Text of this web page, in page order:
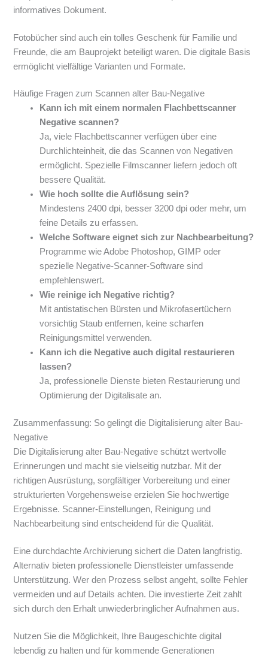
informatives Dokument.
Fotobücher sind auch ein tolles Geschenk für Familie und
Freunde, die am Bauprojekt beteiligt waren. Die digitale Basis
ermöglicht vielfältige Varianten und Formate.
Häufige Fragen zum Scannen alter Bau-Negative
Kann ich mit einem normalen Flachbettscanner
Negative scannen?
Ja, viele Flachbettscanner verfügen über eine
Durchlichteinheit, die das Scannen von Negativen
ermöglicht. Spezielle Filmscanner liefern jedoch oft
bessere Qualität.
Wie hoch sollte die Auflösung sein?
Mindestens 2400 dpi, besser 3200 dpi oder mehr, um
feine Details zu erfassen.
Welche Software eignet sich zur Nachbearbeitung?
Programme wie Adobe Photoshop, GIMP oder
spezielle Negative-Scanner-Software sind
empfehlenswert.
Wie reinige ich Negative richtig?
Mit antistatischen Bürsten und Mikrofasertüchern
vorsichtig Staub entfernen, keine scharfen
Reinigungsmittel verwenden.
Kann ich die Negative auch digital restaurieren
lassen?
Ja, professionelle Dienste bieten Restaurierung und
Optimierung der Digitalisate an.
Zusammenfassung: So gelingt die Digitalisierung alter Bau-
Negative
Die Digitalisierung alter Bau-Negative schützt wertvolle
Erinnerungen und macht sie vielseitig nutzbar. Mit der
richtigen Ausrüstung, sorgfältiger Vorbereitung und einer
strukturierten Vorgehensweise erzielen Sie hochwertige
Ergebnisse. Scanner-Einstellungen, Reinigung und
Nachbearbeitung sind entscheidend für die Qualität.
Eine durchdachte Archivierung sichert die Daten langfristig.
Alternativ bieten professionelle Dienstleister umfassende
Unterstützung. Wer den Prozess selbst angeht, sollte Fehler
vermeiden und auf Details achten. Die investierte Zeit zahlt
sich durch den Erhalt unwiederbringlicher Aufnahmen aus.
Nutzen Sie die Möglichkeit, Ihre Baugeschichte digital
lebendig zu halten und für kommende Generationen